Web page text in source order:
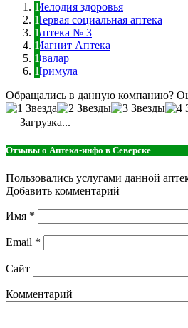
Мелодия здоровья
Первая социальная аптека
Аптека № 3
Магнит Аптека
Эвалар
Примула
Обращались в данную компанию?
Загрузка...
Отзывы о Аптека-инфо в Северске
Пользовались услугами данной
Добавить комментарий
Имя *
Email *
Сайт
Комментарий